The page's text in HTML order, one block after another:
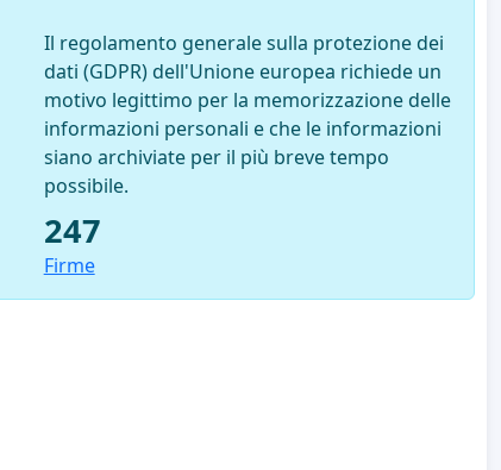
Il regolamento generale sulla protezione dei
dati (GDPR) dell'Unione europea richiede un
motivo legittimo per la memorizzazione delle
informazioni personali e che le informazioni
siano archiviate per il più breve tempo
possibile.
247
Firme